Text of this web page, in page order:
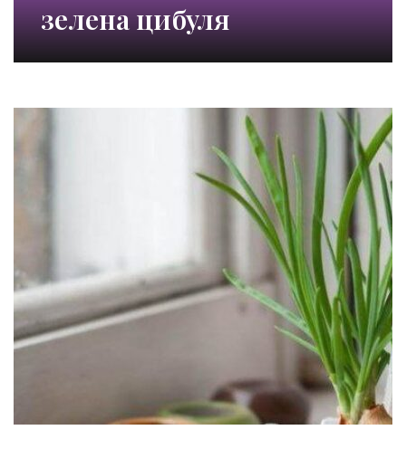
зелена цибуля